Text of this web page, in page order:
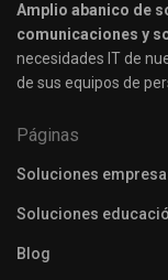
Amplio abanico de
comunicaciones y
necesidades IT de
de sus equipos de
Páginas
Soluciones
Soluciones
Blog